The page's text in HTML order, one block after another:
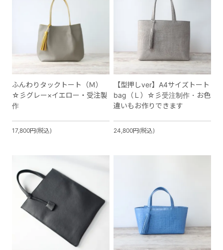
ふんわりタックトート（Ｍ）
☆彡グレー×イエロー・受注製
作
17,800円(税込)
【型押しver】A4サイズトート
bag（Ｌ）☆彡受注制作・お色
違いもお作りできます
24,800円(税込)